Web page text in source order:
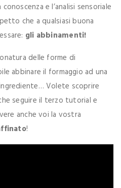
e l’analisi sensoriale
che a qualsiasi buona
gli abbinamenti!
delle forme di
abbinare il formaggio ad una
Volete scoprire
seguire il terzo tutorial e
anche voi la vostra
!